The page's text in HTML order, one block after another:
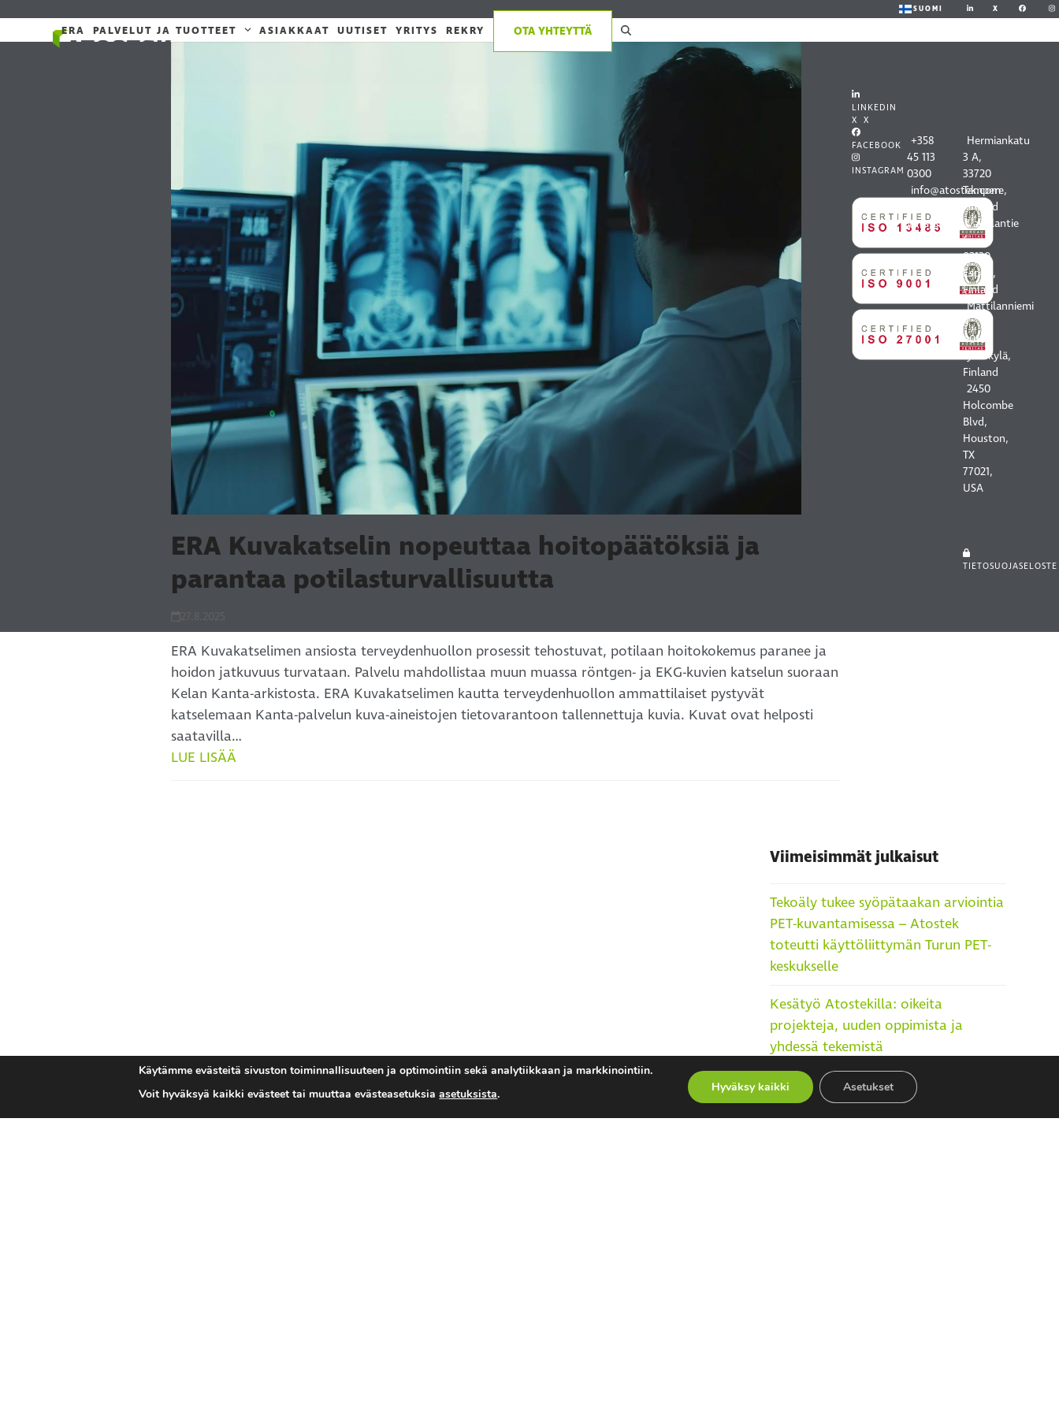
SUOMI X
ERA PALVELUT JA TUOTTEET ASIAKKAAT UUTISET YRITYS REKRY OTA YHTEYTTÄ
ERA Kuvakatselin nopeuttaa hoitopäätöksiä ja
parantaa potilasturvallisuutta
ERA Kuvakatselimen ansiosta terveydenhuollon prosessit tehostuvat, potilaan hoitokokemus paranee ja
hoidon jatkuvuus turvataan. Palvelu mahdollistaa muun muassa röntgen- ja EKG-kuvien katselun suoraan
Kelan Kanta-arkistosta. ERA Kuvakatselimen kautta terveydenhuollon ammattilaiset pystyvät
katselemaan Kanta-palvelun kuva-aineistojen tietovarantoon tallennettuja kuvia. Kuvat ovat helposti
saatavilla…
LUE LISÄÄ
Viimeisimmät julkaisut
Tekoäly tukee syöpätaakan arviointia
PET-kuvantamisessa – Atostek
toteutti käyttöliittymän Turun PET-
keskukselle
Kesätyö Atostekilla: oikeita
projekteja, uuden oppimista ja
yhdessä tekemistä
USVA-hanke etenee pilottiin kesällä
2026
LINKEDIN
X X
FACEBOOK
INSTAGRAM
+358
45 113
0300
info@atostek.com
yhteystiedot
Hermiankatu
3 A,
33720
Tampere,
Finland
Vaisalantie
6,
02130
Espoo,
Finland
Mattilanniemi
8,
40100
Jyväskylä,
Finland
2450
Holcombe
Blvd,
Houston,
TX
77021,
USA
TIETOSUOJASELOSTE
Käytämme evästeitä sivuston toiminnallisuuteen ja optimointiin sekä analytiikkaan ja markkinointiin.
Voit hyväksyä kaikki evästeet tai muuttaa evästeasetuksiaasetuksista. Hyväksy kaikki Asetukset